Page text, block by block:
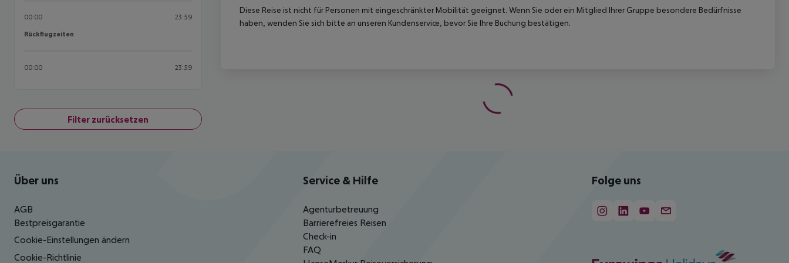
00:00 23:59
Rückflugzeiten
Rückflugzeiten
00:00 23:59
Filter zurücksetzen
Diese Reise ist nicht für Personen mit eingeschränkter Mobilität geeignet. Wenn Sie oder ein Mitglied Ihrer Gruppe besondere Bedürfnisse
haben, wenden Sie sich bitte an unseren Kundenservice, bevor Sie Ihre Buchung bestätigen.
Footer navigation
Über uns
AGB
Bestpreisgarantie
Cookie-Einstellungen ändern
Cookie-Richtlinie
Service & Hilfe
Agenturbetreuung
Barrierefreies Reisen
Check-in
FAQ
Folge uns